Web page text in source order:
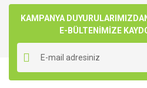
KAMPANYA
E-BÜLTENİMİZE